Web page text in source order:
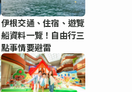
伊根交通、住宿、遊覽
船資料一覽！自由行三
點事情要避雷